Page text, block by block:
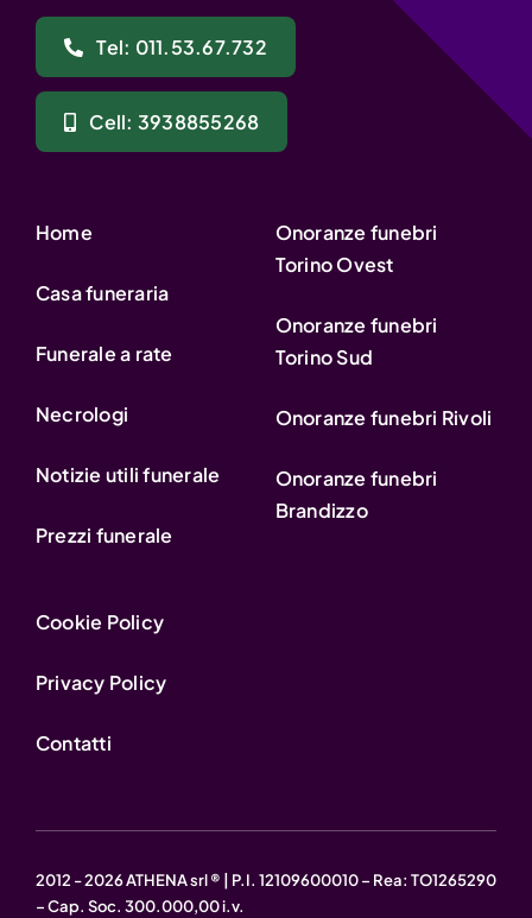
Tel: 011.53.67.732
Cell: 3938855268
Home
Casa funeraria
Funerale a rate
Necrologi
Notizie utili funerale
Prezzi funerale
Onoranze funebri
Torino Ovest
Onoranze funebri
Torino Sud
Onoranze funebri Rivoli
Onoranze funebri
Brandizzo
Cookie Policy
Privacy Policy
Contatti
2012 - 2026 ATHENA srl ® | P.I. 12109600010 – Rea: TO1265290
– Cap. Soc. 300.000,00 i.v.